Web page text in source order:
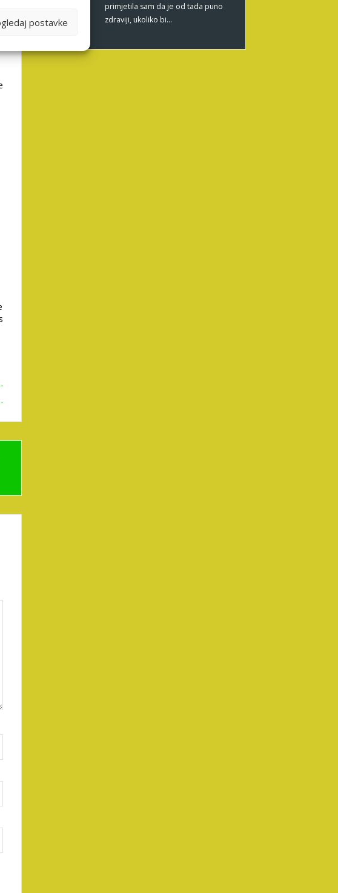
postavke
primjetila sam da je od tada puno
zdraviji, ukoliko bi…